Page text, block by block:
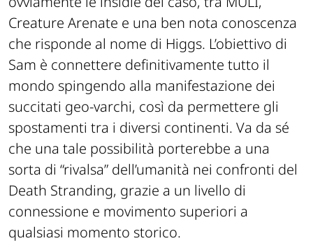
Creature Arenate e una ben nota conoscenza
che risponde al nome di Higgs. L’obiettivo di
Sam è connettere definitivamente tutto il
mondo spingendo alla manifestazione dei
succitati geo-varchi, così da permettere gli
spostamenti tra i diversi continenti. Va da sé
che una tale possibilità porterebbe a una
sorta di “rivalsa” dell’umanità nei confronti del
Death Stranding, grazie a un livello di
connessione e movimento superiori a
qualsiasi momento storico.